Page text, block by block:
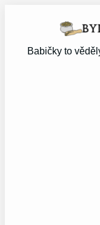
Babičky to